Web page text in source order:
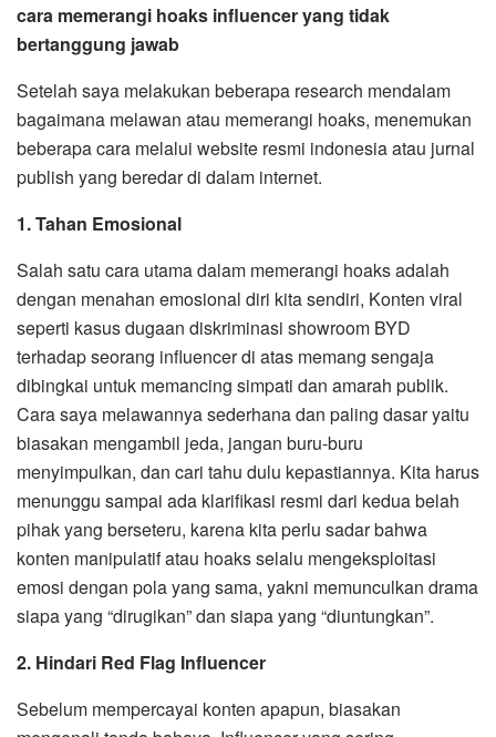
cara memerangi hoaks influencer yang tidak
bertanggung jawab
Setelah saya melakukan beberapa research mendalam
bagaimana melawan atau memerangi hoaks, menemukan
beberapa cara melalui website resmi indonesia atau jurnal
publish yang beredar di dalam internet.
1. Tahan Emosional
Salah satu cara utama dalam memerangi hoaks adalah
dengan menahan emosional diri kita sendiri, Konten viral
seperti kasus dugaan diskriminasi showroom BYD
terhadap seorang influencer di atas memang sengaja
dibingkai untuk memancing simpati dan amarah publik.
Cara saya melawannya sederhana dan paling dasar yaitu
biasakan mengambil jeda, jangan buru-buru
menyimpulkan, dan cari tahu dulu kepastiannya. Kita harus
menunggu sampai ada klarifikasi resmi dari kedua belah
pihak yang berseteru, karena kita perlu sadar bahwa
konten manipulatif atau hoaks selalu mengeksploitasi
emosi dengan pola yang sama, yakni memunculkan drama
siapa yang “dirugikan” dan siapa yang “diuntungkan”.
2. Hindari Red Flag Influencer
Sebelum mempercayai konten apapun, biasakan